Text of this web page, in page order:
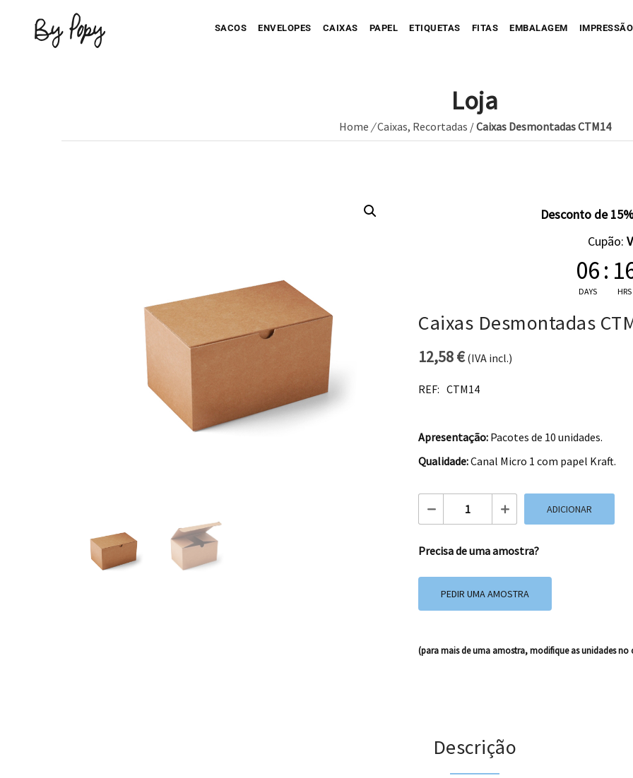
SACOS ENVELOPES CAIXAS
Sua Caixa Impressa Caixa Recortada
Caixa Full Color
PAPEL ETIQUETAS
Sua Etiqueta Impressa Etiqueta
FITAS EMBALAGEM
Sua Fita Adesiva
Loja
Home /Caixas, Recortadas /Caixas Desmontadas CTM14
Desconto de
Cupão:
06
DAYS
:
HRS
Caixas Desmontadas
12,58€(IVA incl.)
REF: CTM14
Apresentação: Pacotes de 10 unidades.
Qualidade:Canal Micro 1 com papel Kraft.
Quantidade de Caixas Desmontadas
ADICIONAR
Precisa de uma amostra?
PEDIR UMA AMOSTRA
(para mais de uma amostra, modifique as unidades no
Descrição